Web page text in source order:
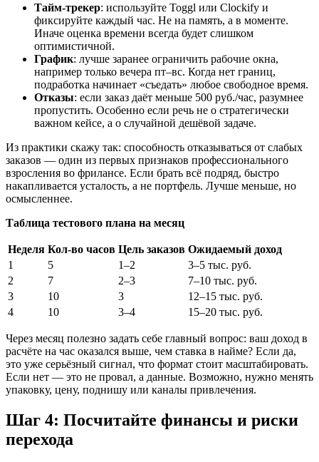
Тайм-трекер: используйте Toggl или Clockify и
фиксируйте каждый час. Не на память, а в моменте.
Иначе оценка времени всегда будет слишком
оптимистичной.
График: лучше заранее ограничить рабочие окна,
например только вечера пт–вс. Когда нет границ,
подработка начинает «съедать» любое свободное время.
Отказы: если заказ даёт меньше 500 руб./час, разумнее
пропустить. Особенно если речь не о стратегически
важном кейсе, а о случайной дешёвой задаче.
Из практики скажу так: способность отказываться от слабых
заказов — один из первых признаков профессионального
взросления во фрилансе. Если брать всё подряд, быстро
накапливается усталость, а не портфель. Лучше меньше, но
осмысленнее.
Таблица тестового плана на месяц
Неделя Кол-во часов Цель заказов Ожидаемый доход
1
5 1–2
3–5 тыс. руб.
2
7 2–3
7–10 тыс. руб.
3
10 3
12–15 тыс. руб.
4
10 3–4 15–20 тыс. руб.
Через месяц полезно задать себе главный вопрос: ваш доход в
расчёте на час оказался выше, чем ставка в найме? Если да,
это уже серьёзный сигнал, что формат стоит масштабировать.
Если нет — это не провал, а данные. Возможно, нужно менять
упаковку, цену, поднишу или каналы привлечения.
Шаг 4: Посчитайте финансы и риски
перехода